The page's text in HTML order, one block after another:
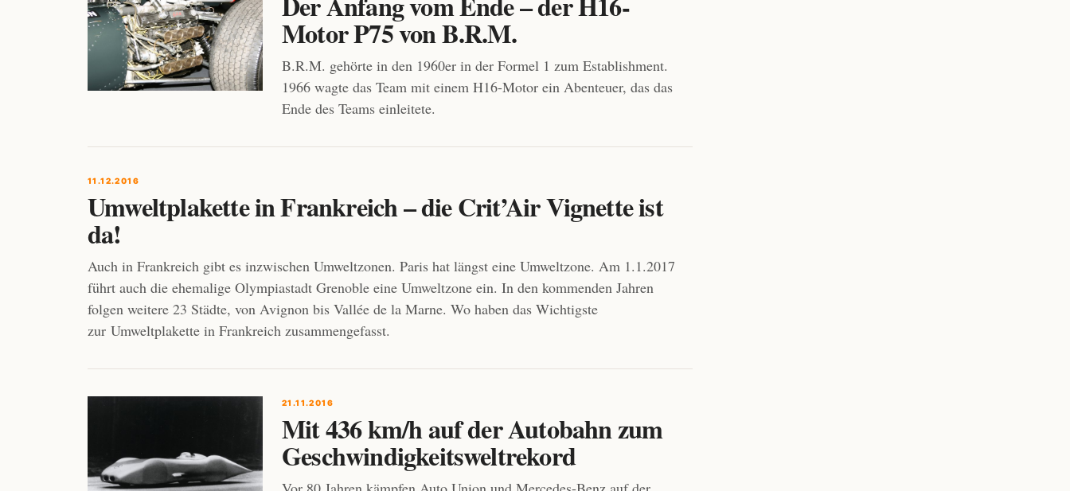
Motor P75 von B.R.M.
B.R.M. gehörte in den 1960er in der Formel 1 zum Establishment.
1966 wagte das Team mit einem H16-Motor ein Abenteuer, das das
Ende des Teams einleitete.
11.12.2016
Umweltplakette in Frankreich – die Crit’Air Vignette ist
da!
Auch in Frankreich gibt es inzwischen Umweltzonen. Paris hat längst eine Umweltzone. Am 1.1.2017
führt auch die ehemalige Olympiastadt Grenoble eine Umweltzone ein. In den kommenden Jahren
folgen weitere 23 Städte, von Avignon bis Vallée de la Marne. Wo haben das Wichtigste
zur Umweltplakette in Frankreich zusammengefasst.
21.11.2016
Mit 436 km/h auf der Autobahn zum
Geschwindigkeitsweltrekord